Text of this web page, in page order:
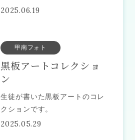
き、誠にありがとうございまし
った気分を楽しんでいただけた
の
2025.06.19
甲南フォト
黒板アートコレクショ
ン
生徒が書いた黒板アートのコレ
クションです。
2025.05.29